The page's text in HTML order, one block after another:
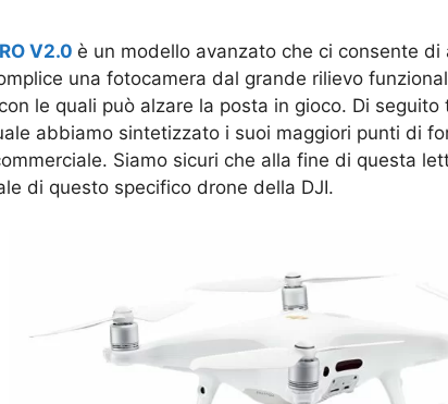
V2.0 è un modello avanzato che ci consente
una fotocamera dal grande rilievo
le quali può alzare la posta in gioco. Di
abbiamo sintetizzato i suoi maggiori punti di
Siamo sicuri che alla fine di questa
di questo specifico drone della DJI.